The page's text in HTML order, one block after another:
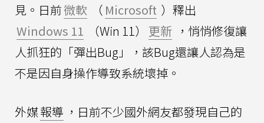
見。日前微軟 （ Microsoft ）釋出
Windows 11
（Win 11） 更新 ，悄悄修復讓
人抓狂的「彈出Bug」，該Bug還讓人認為是
不是因自身操作導致系統壞掉。
外媒報導 ，日前不少國外網友都發現自己的